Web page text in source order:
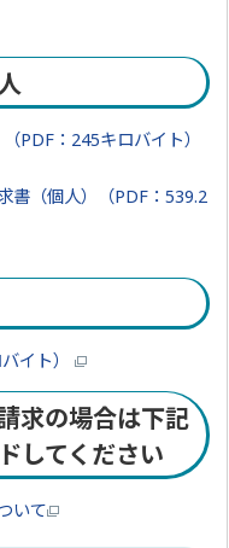
PDF：245キロバイト）
書（個人）（PDF：539.2
バイト）
求の場合は下記
してください
いて